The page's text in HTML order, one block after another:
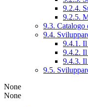
9.2.4.
9.2.5.
9.3. Catalogo
9.4.
9.4.1.
9.4.2.
9.4.3.
9.5.
None
None